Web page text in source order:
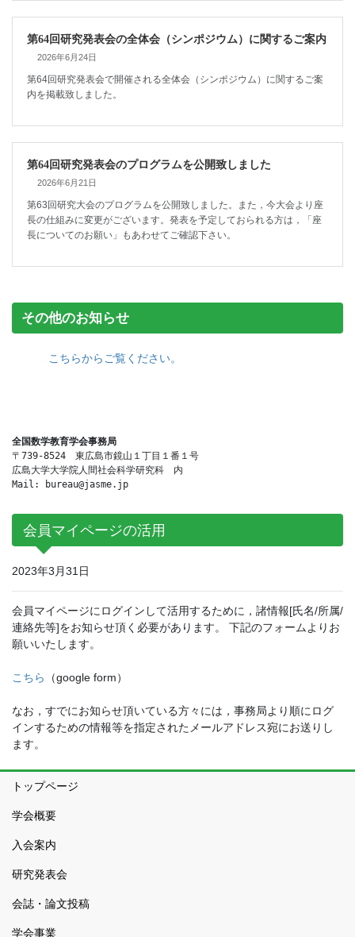
第64回研究発表会の全体会（シンポジウム）に関するご案内
2026年6月24日
第64回研究発表会で開催される全体会（シンポジウム）に関するご案
内を掲載致しました。
第64回研究発表会のプログラムを公開致しました
2026年6月21日
第63回研究大会のプログラムを公開致しました。また，今大会より座
長の仕組みに変更がございます。発表を予定しておられる方は，「座
長についてのお願い」もあわせてご確認下さい。
その他のお知らせ
こちらからご覧ください。
全国数学教育学会事務局
〒739-8524　東広島市鏡山１丁目１番１号
広島大学大学院人間社会科学研究科　内
Mail: bureau@jasme.jp
会員マイページの活用
2023年3月31日
会員マイページにログインして活用するために，諸情報[氏名/所属/
連絡先等]をお知らせ頂く必要があります。 下記のフォームよりお
願いいたします。
こちら （google form）
なお，すでにお知らせ頂いている方々には，事務局より順にログ
インするための情報等を指定されたメールアドレス宛にお送りし
ます。
トップページ
学会概要
入会案内
研究発表会
会誌・論文投稿
学会事業